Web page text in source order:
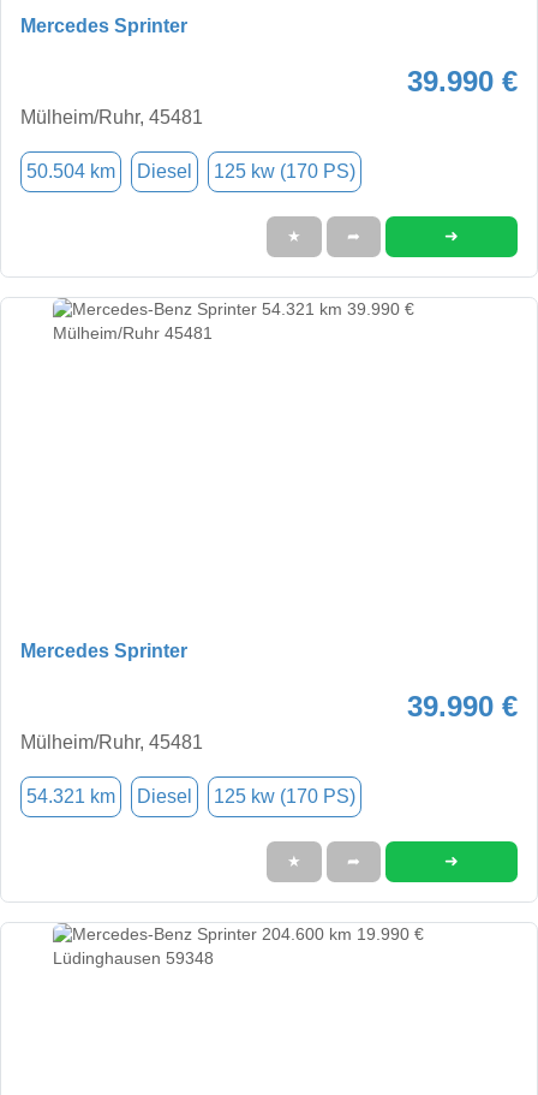
Mercedes Sprinter
39.990 €
Mülheim/Ruhr, 45481
50.504 km Diesel 125 kw (170 PS)
★ ➦ ➜
Mercedes Sprinter
39.990 €
Mülheim/Ruhr, 45481
54.321 km Diesel 125 kw (170 PS)
★ ➦ ➜